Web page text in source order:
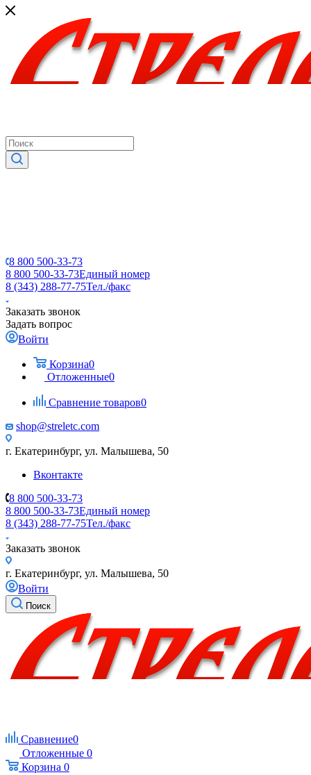
8 800 500-33-73
8 800 500-33-73Единый номер
8 (343) 288-77-75Тел./факс
Заказать звонок
Задать вопрос
Войти
Корзина0
Отложенные0
Сравнение товаров0
shop@streletc.com
г. Екатеринбург, ул. Малышева, 50
Вконтакте
8 800 500-33-73
8 800 500-33-73Единый номер
8 (343) 288-77-75Тел./факс
Заказать звонок
г. Екатеринбург, ул. Малышева, 50
Войти
Поиск
Сравнение0
Отложенные 0
Корзина 0